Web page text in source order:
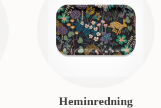
Heminredning